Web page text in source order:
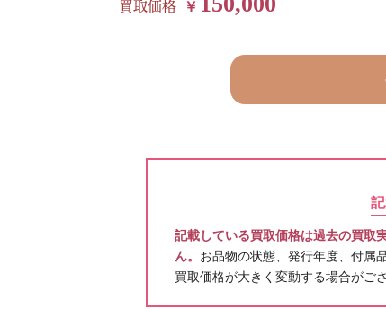
買取価格 ￥
記載している買取価格は過去の買取
ん。 お品物の状態、発行年度、付属
買取価格が大きく変動する場合がご